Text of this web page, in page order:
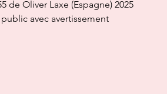
de Oliver Laxe (Espagne) 2025
avec avertissement